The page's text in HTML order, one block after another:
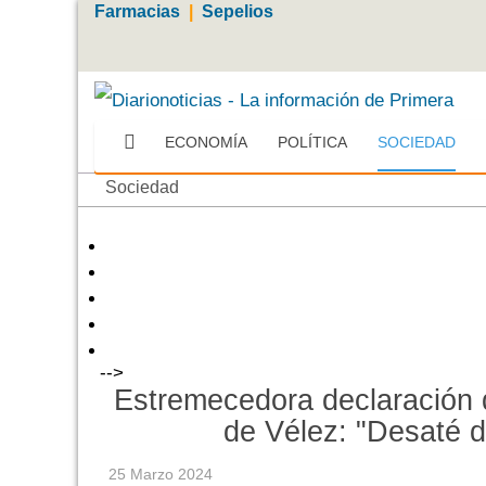
Farmacias Sepelios
ECONOMÍA POLÍTICA SOCIEDAD
Sociedad
-->
Estremecedora
de Vélez: "Desaté
25 Marzo 2024